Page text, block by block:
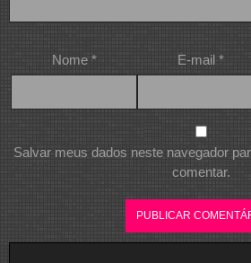
Nome * E-mail *
Salvar meus dados neste navegador
comentar.